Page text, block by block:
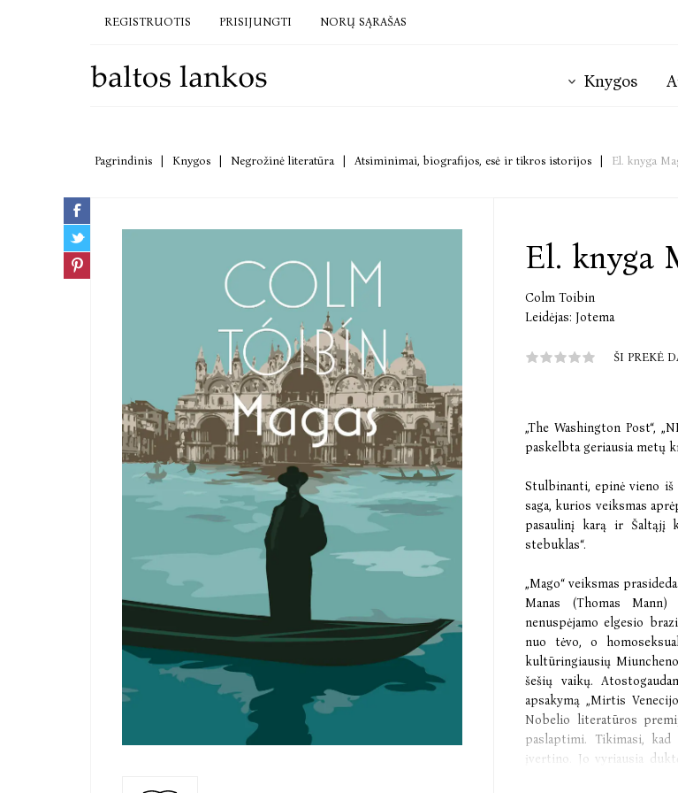
REGISTRUOTIS PRISIJUNGTI NORŲ SĄRAŠAS
Knygos
Pagrindinis Knygos Negrožinė literatūra Atsiminimai, biografijos, esė ir tikros istorijos El. knyga
El. knyga
Colm Toibin
Leidėjas: Jotema
ŠI PREKĖ
„The Washington Post“,
paskelbta geriausia metų
Stulbinanti, epinė vieno
saga, kurios veiksmas
pasaulinį karą ir Šaltąjį
stebuklas“.
„Mago“ veiksmas
Manas (Thomas
nenuspėjamo elgesio
nuo tėvo, o
kultūringiausių
šešių vaikų.
apsakymą „Mirtis
Nobelio literatūros
paslaptimi. Tikimasi,
įvertino. Jo vyriausia
atstovai, dalijasi